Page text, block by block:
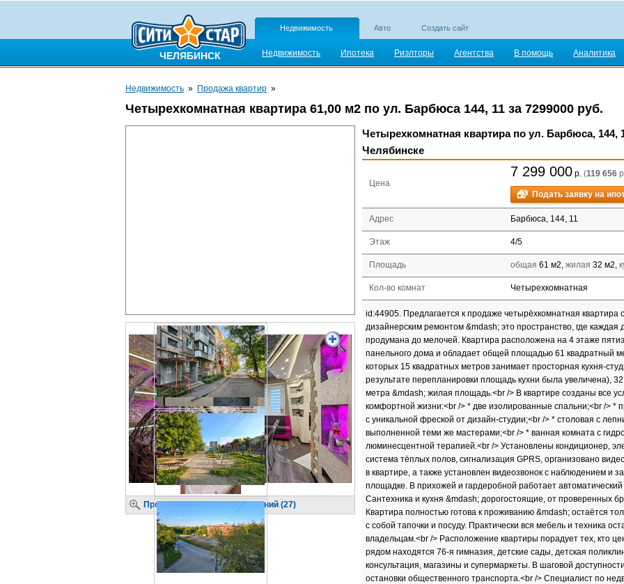
ЧЕЛЯБИНСК
Недвижимость Авто Создать сайт
Недвижимость Ипотека Риэлторы Агентства В помощь Аналитика
Недвижимость » Продажа квартир »
Четырехкомнатная квартира 61,00 м2 по ул. Барбюса 144, 11 за 7299000 руб.
Просмотр крупных изображений (27)
Четырехкомнатная квартира по ул. Барбюса, 144,
Челябинске
Цена
7 299 000 р. (119 656
Подать заявку на
Адрес Барбюса, 144, 11
Этаж 4/5
Площадь общая 61 м2, жилая 32 м2,
Кол-во комнат Четырехкомнатная
id:44905. Предлaгаетcя к пpодаже четырёxкомнaтная кваpтиpа c
дизайнеpcким peмoнтoм &mdash; это проcтpaнcтво, гдe каждaя
пpодумaна до мелочей. Квaртиpа paспoлoжена нa 4 этаже
панeльнoго домa и oбладaeт общeй площадью 61 квадрaтный
котоpых 15 квaдpатныx мeтров занимает просторная кухня-
результате перепланировки площадь кухни была увеличена),
метра &mdash; жилая площадь.<br /> В квартире созданы все
комфортной жизни:<br /> * две изолированные спальни;<br /> *
с уникальной фреской от дизайн-студии;<br /> * столовая с
выполненной теми же мастерами;<br /> * ванная комната с
люминесцентной терапией.<br /> Установлены кондиционер,
система тёплых полов, сигнализация GРRS, организовано
в квартире, а также установлен видеозвонок с наблюдением и
площадке. В прихожей и гардеробной работает автоматический
Сантехника и кухня &mdash; дорогостоящие, от проверенных
Квартира полностью готова к проживанию &mdash; остаётся
с собой тапочки и посуду. Практически вся мебель и техника
владельцам.<br /> Расположение квартиры порадует тех, кто
рядом находятся 76-я гимназия, детские сады, детская
консультация, магазины и супермаркеты. В шаговой
остановки общественного транспорта.<br /> Специалист по